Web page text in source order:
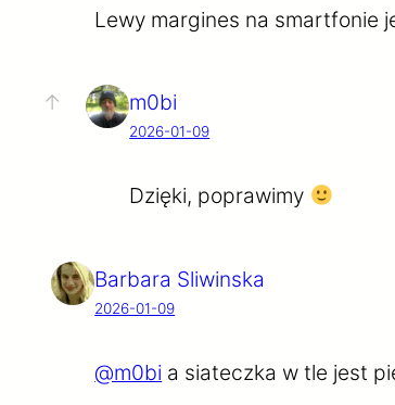
Lewy margines na smartfonie
m0bi
2026-01-09
Dzięki, poprawimy
Barbara Sliwinska
2026-01-09
@m0bi a siateczka w tle jest